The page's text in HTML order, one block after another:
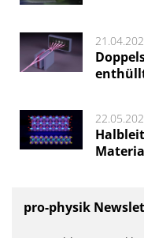
pro-physik